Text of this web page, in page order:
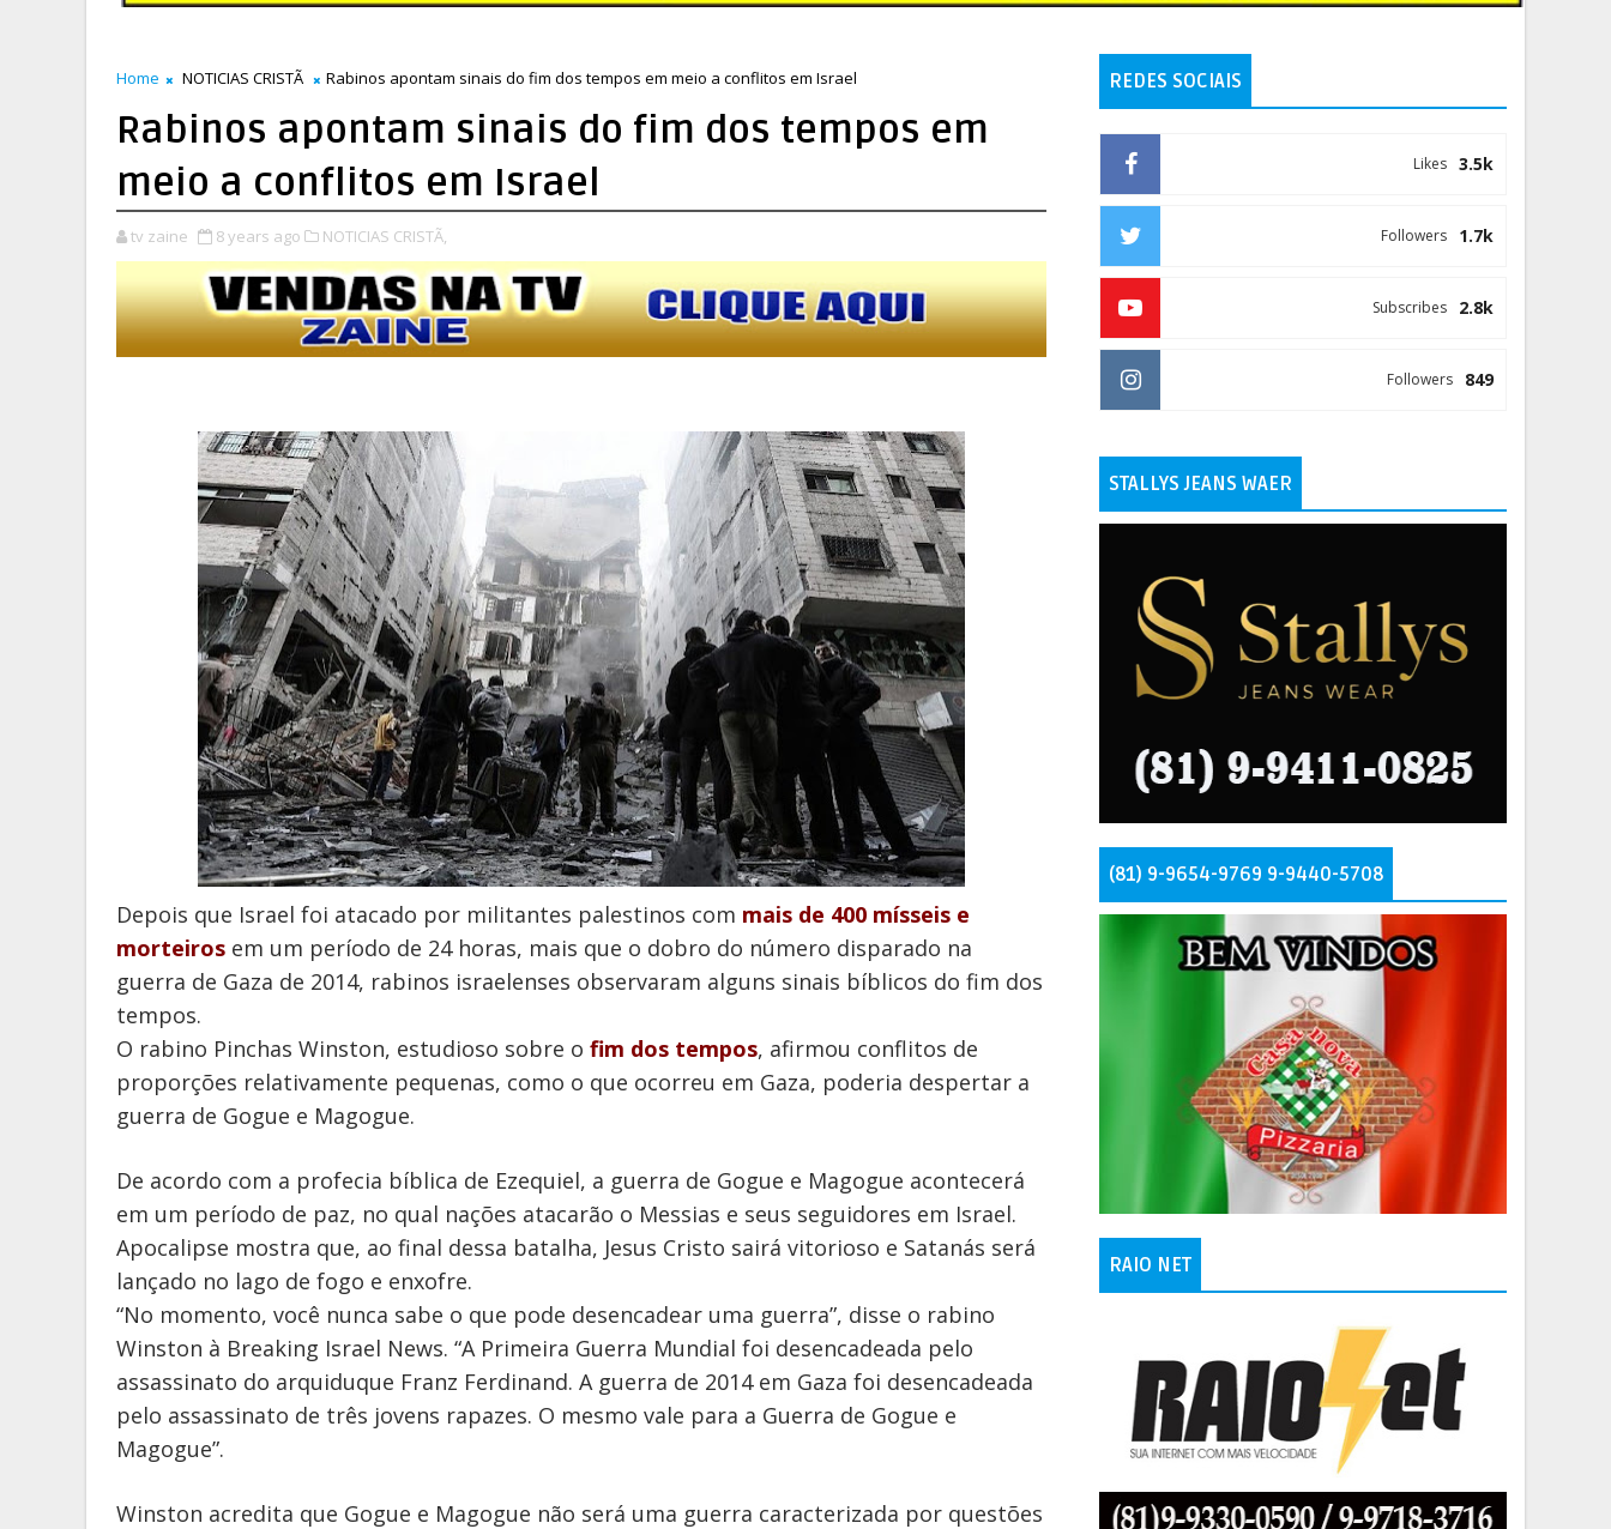
Home NOTICIAS CRISTÃ Rabinos apontam sinais do fim dos tempos em meio a conflitos em Israel
Rabinos apontam sinais do fim dos tempos em
meio a conflitos em Israel
tv zaine 8 years ago NOTICIAS CRISTÃ,
Depois que Israel foi atacado por militantes palestinos com mais de 400 mísseis e
morteiros em um período de 24 horas, mais que o dobro do número disparado na
guerra de Gaza de 2014, rabinos israelenses observaram alguns sinais bíblicos do fim dos
tempos.
O rabino Pinchas Winston, estudioso sobre o fim dos tempos, afirmou conflitos de
proporções relativamente pequenas, como o que ocorreu em Gaza, poderia despertar a
guerra de Gogue e Magogue.
De acordo com a profecia bíblica de Ezequiel, a guerra de Gogue e Magogue acontecerá
em um período de paz, no qual nações atacarão o Messias e seus seguidores em Israel.
Apocalipse mostra que, ao final dessa batalha, Jesus Cristo sairá vitorioso e Satanás será
lançado no lago de fogo e enxofre.
“No momento, você nunca sabe o que pode desencadear uma guerra”, disse o rabino
Winston à Breaking Israel News. “A Primeira Guerra Mundial foi desencadeada pelo
assassinato do arquiduque Franz Ferdinand. A guerra de 2014 em Gaza foi desencadeada
pelo assassinato de três jovens rapazes. O mesmo vale para a Guerra de Gogue e
Magogue”.
Winston acredita que Gogue e Magogue não será uma guerra caracterizada por questões
REDES SOCIAIS
3.5k
Likes
1.7k
Followers
2.8k
Subscribes
849
Followers
STALLYS JEANS WAER
(81) 9-9654-9769 9-9440-5708
RAIO NET